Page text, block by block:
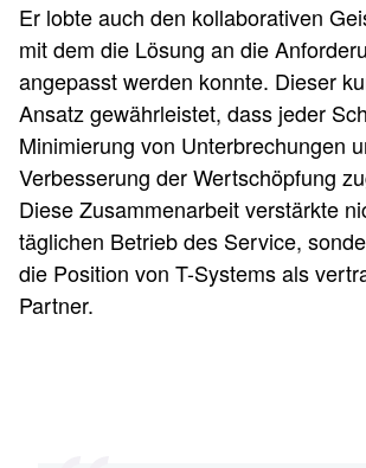
Er lobte auch den kollaborativen
mit dem die Lösung an die
angepasst werden konnte. Dieser
Ansatz gewährleistet, dass jeder
Minimierung von Unterbrechungen
Verbesserung der Wertschöpfung
Diese Zusammenarbeit verstärkte
täglichen Betrieb des Service,
die Position von T-Systems als
Partner.